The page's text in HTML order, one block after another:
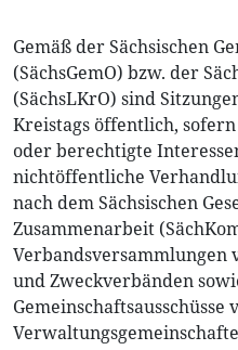
Gemäß der Sächsischen
(SächsGemO) bzw. der
(SächsLKrO) sind
Kreistags öffentlich,
oder berechtigte
nichtöffentliche
nach dem Sächsischen
Zusammenarbeit
Verbandsversammlungen
und Zweckverbänden
Gemeinschaftsausschüsse